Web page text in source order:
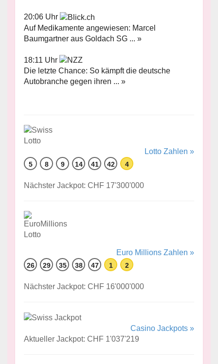
20:06 Uhr
Auf Medikamente angewiesen: Marcel
Baumgartner aus Goldach SG ... »
18:11 Uhr
Die letzte Chance: So kämpft die deutsche
Autobranche gegen ihren ... »
Lotto Zahlen »
5 8 9 14 41 42 4
Nächster Jackpot: CHF 17'300'000
Euro Millions Zahlen »
26 29 35 38 47 1 2
Nächster Jackpot: CHF 16'000'000
Casino Jackpots »
Aktueller Jackpot: CHF 1'037'219